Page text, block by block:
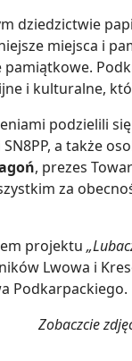
dziedzictwie
miejsca i
pamiątkowe.
i kulturalne,
podzielili
a także
, prezes
za
projektu
Lwowa i
Podkarpackiego.
Zobaczcie